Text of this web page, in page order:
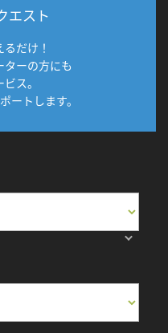
エスト
だけ！
ーの方にも
ス。
ートします。